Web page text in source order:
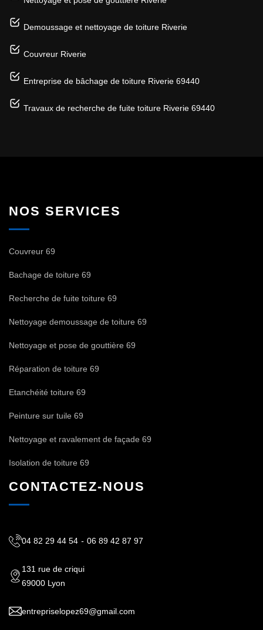
Demoussage et nettoyage de toiture Riverie
Couvreur Riverie
Entreprise de bâchage de toiture Riverie 69440
Travaux de recherche de fuite toiture Riverie 69440
NOS SERVICES
Couvreur 69
Bachage de toiture 69
Recherche de fuite toiture 69
Nettoyage demoussage de toiture 69
Nettoyage et pose de gouttière 69
Réparation de toiture 69
Etanchéité toiture 69
Peinture sur tuile 69
Nettoyage et ravalement de façade 69
Isolation de toiture 69
CONTACTEZ-NOUS
04 82 29 44 54 - 06 89 42 87 97
131 rue de criqui
69000 Lyon
entrepriselopez69@gmail.com